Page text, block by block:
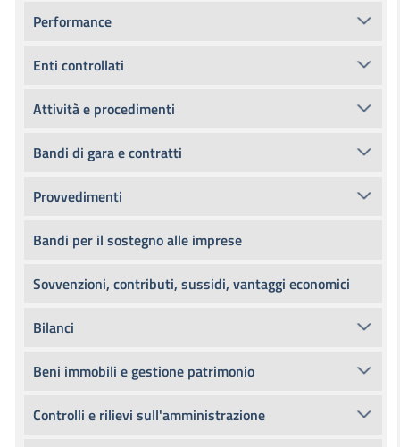
Performance
Enti controllati
Attività e procedimenti
Bandi di gara e contratti
Provvedimenti
Bandi per il sostegno alle imprese
Sovvenzioni, contributi, sussidi, vantaggi economici
Bilanci
Beni immobili e gestione patrimonio
Controlli e rilievi sull'amministrazione